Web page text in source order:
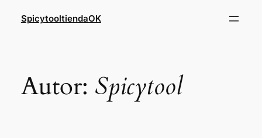
SpicytooltiendaOK
Autor: Spicytool